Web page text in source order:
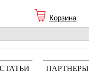
Корзина
ПАРТНЕРЫ